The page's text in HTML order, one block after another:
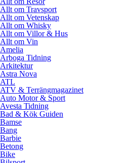
Allt om Travsport
Allt om Vetenskap
Allt om Whisky
Allt om Villor & Hus
Allt om Vin
Amelia
Arboga Tidning
Arkitektur
Astra Nova
ATL
ATV & Terrängmagazinet
Auto Motor & Sport
Avesta Tidning
Bad & Kök Guiden
Bamse
Bang
Barbie
Betong
Bike